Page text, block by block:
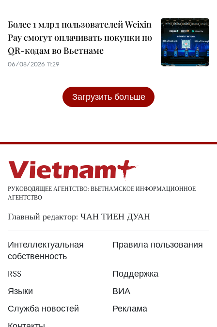
Более 1 млрд пользователей Weixin
Pay смогут оплачивать покупки по
QR-кодам во Вьетнаме
06/08/2026 11:29
Загрузить больше
РУКОВОДЯЩЕЕ АГЕНТСТВО: ВЬЕТНАМСКОЕ ИНФОРМАЦИОННОЕ
АГЕНТСТВО
Главный редактор: ЧАН ТИЕН ДУАН
Интеллектуальная
собственность
Правила пользования
RSS
Поддержка
Языки
ВИА
Служба новостей
Реклама